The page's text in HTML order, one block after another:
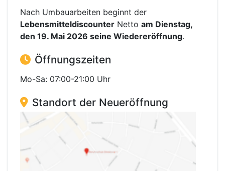
Nach Umbauarbeiten beginnt der
Lebensmitteldiscounter Netto am Dienstag,
den 19. Mai 2026 seine Wiedereröffnung.
Öffnungszeiten
Mo-Sa: 07:00-21:00 Uhr
Standort der Neueröffnung